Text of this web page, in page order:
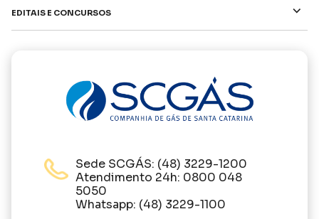
Sede SCGÁS: (48) 3229-1200
Atendimento 24h: 0800 048
5050
Whatsapp: (48) 3229-1100
Editais e Concursos ⌵